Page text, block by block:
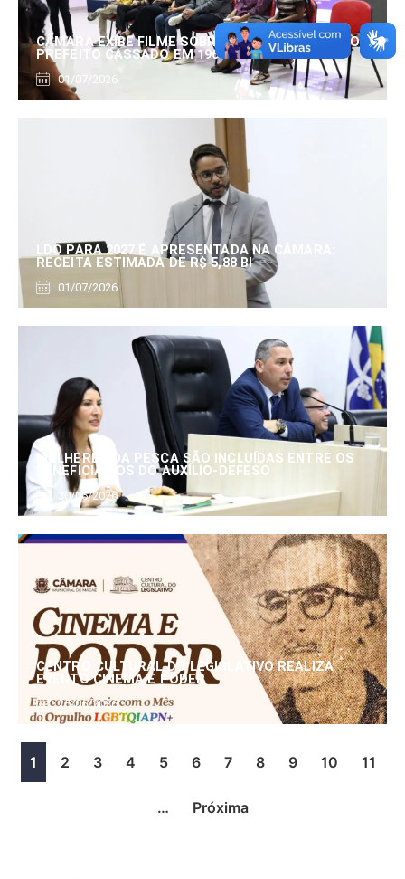
CÂMARA EXIBE FILME SOBRE EDUARDO SERRANO,
PREFEITO CASSADO EM 1960
01/07/2026
LDO PARA 2027 É APRESENTADA NA CÂMARA:
RECEITA ESTIMADA DE R$ 5,88 BI
01/07/2026
MULHERES DA PESCA SÃO INCLUÍDAS ENTRE OS
BENEFICIÁRIOS DO AUXÍLIO-DEFESO
30/06/2026
CENTRO CULTURAL DO LEGISLATIVO REALIZA
EVENTO CINEMA E PODER
25/06/2026
1 2 3 4 5 6 7 8 9 10 11
… Próxima